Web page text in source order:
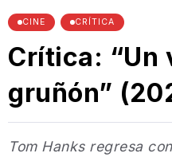
CINE CRÍTICA
Crítica: “Un
gruñón”
Tom Hanks regresa